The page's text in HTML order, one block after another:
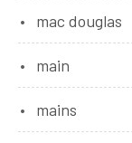
mac douglas
main
mains